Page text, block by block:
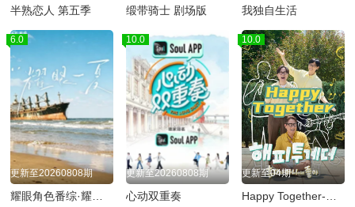
半熟恋人 第五季 缎带骑士 剧场版 我独自生活
6.0
更新至20260808期
10.0
更新至20260808期
心动双重奏
10.0
更新至04期